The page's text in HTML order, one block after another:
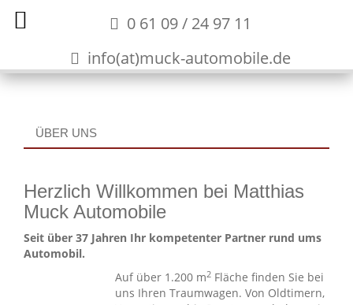
0 61 09 / 24 97 11
info(at)muck-automobile.de
ÜBER UNS
Herzlich Willkommen bei Matthias
Muck Automobile
Seit über 37 Jahren Ihr kompetenter Partner rund ums
Automobil.
Auf über 1.200 m2 Fläche finden Sie bei
uns Ihren Traumwagen. Von Oldtimern,